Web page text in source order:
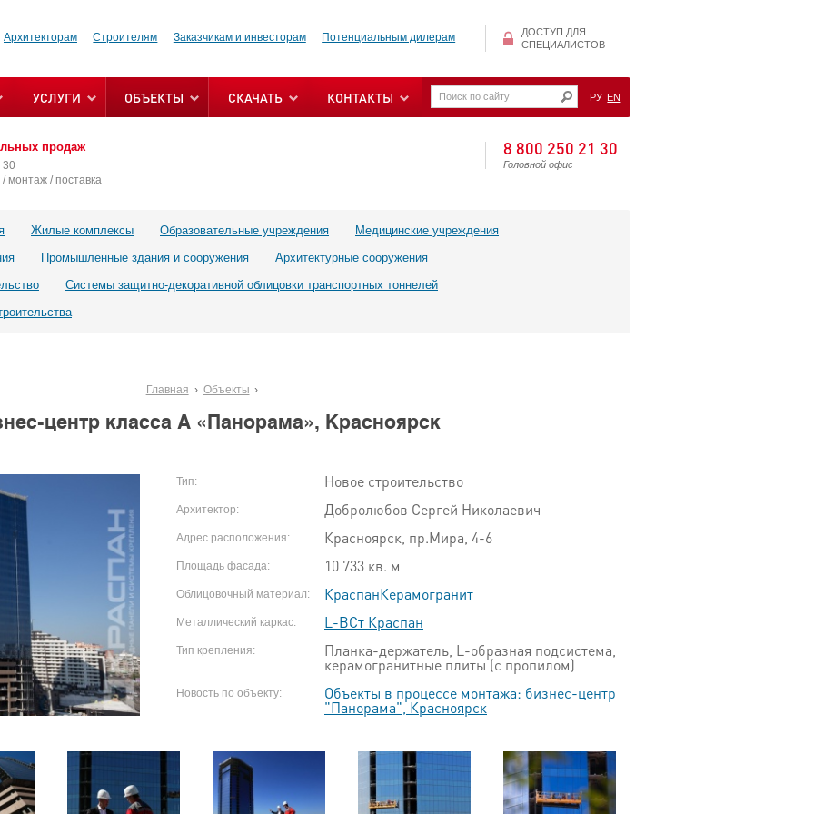
Архитекторам Строителям Заказчикам и инвесторам Потенциальным дилерам
ДОСТУП ДЛЯ
СПЕЦИАЛИСТОВ
УСЛУГИ ОБЪЕКТЫ СКАЧАТЬ КОНТАКТЫ РУ EN
продаж
30
монтаж / поставка
8 800 250 21 30
Головной офис
Жилые комплексы Образовательные учреждения
Медицинские учреждения
Промышленные здания и сооружения
Архитектурные сооружения
Системы защитно-декоративной облицовки транспортных тоннелей
Главная Объекты
центр класса А «Панорама», Красноярск
Тип: Новое строительство
Архитектор: Добролюбов Сергей Николаевич
Адрес расположения: Красноярск, пр.Мира, 4-6
Площадь фасада: 10 733 кв. м
Облицовочный материал: КраспанКерамогранит
Металлический каркас: L-ВСт Краспан
Тип крепления: Планка-держатель, L-образная подсистема,
керамогранитные плиты (с пропилом)
Новость по объекту: Объекты в процессе монтажа: бизнес-центр
"Панорама", Красноярск